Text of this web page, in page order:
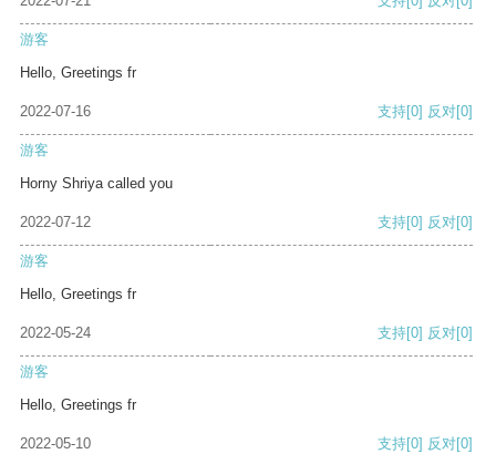
游客
Hello, Greetings fr
2022-07-16 支持[0] 反对[0]
游客
Horny Shriya called you
2022-07-12 支持[0] 反对[0]
游客
Hello, Greetings fr
2022-05-24 支持[0] 反对[0]
游客
Hello, Greetings fr
2022-05-10 支持[0] 反对[0]